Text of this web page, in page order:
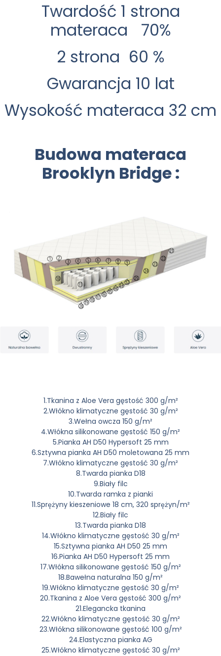
Twardość 1 strona
materaca 70%
2 strona 60 %
Gwarancja 10 lat
Wysokość materaca 32 cm
Budowa materaca
Brooklyn Bridge :
1.Tkanina z Aloe Vera gęstość 300 g/m²
2.Włókno klimatyczne gęstość 30 g/m²
3.Wełna owcza 150 g/m²
4.Włókna silikonowane gęstość 150 g/m²
5.Pianka AH D50 Hypersoft 25 mm
6.Sztywna pianka AH D50 moletowana 25 mm
7.Włókno klimatyczne gęstość 30 g/m²
8.Twarda pianka D18
9.Biały filc
10.Twarda ramka z pianki
11.Sprężyny kieszeniowe 18 cm, 320 sprężyn/m²
12.Biały filc
13.Twarda pianka D18
14.Włókno klimatyczne gęstość 30 g/m²
15.Sztywna pianka AH D50 25 mm
16.Pianka AH D50 Hypersoft 25 mm
17.Włókna silikonowane gęstość 150 g/m²
18.Bawełna naturalna 150 g/m²
19.Włókno klimatyczne gęstość 30 g/m²
20.Tkanina z Aloe Vera gęstość 300 g/m²
21.Elegancka tkanina
22.Włókno klimatyczne gęstość 30 g/m²
23.Włókna silikonowane gęstość 100 g/m²
24.Elastyczna pianka AG
25.Włókno klimatyczne gęstość 30 g/m²